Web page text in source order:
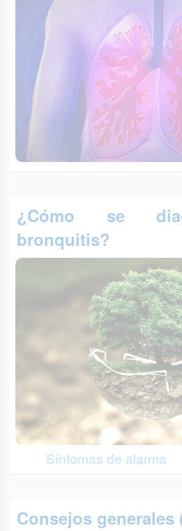
¿Cómo se
bronquitis?
Síntomas de alarma
Consejos